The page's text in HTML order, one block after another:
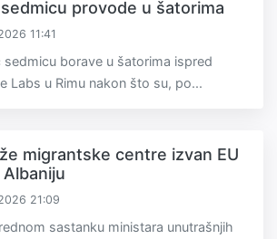
provode u šatorima
11:41
sedmicu borave u šatorima ispred
Labs u Rimu nakon što su, po...
migrantske centre izvan EU
21:09
sastanku ministara unutrašnjih